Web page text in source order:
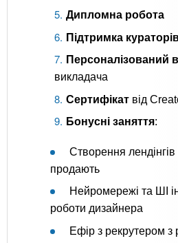
Дипломна робота
Підтримка
Персоналізований
викладача
Сертифікатвід
Бонусні заняття:
Створення
продають
Нейромережі та ШІ
роботи дизайнера
Ефір з рекрутером з